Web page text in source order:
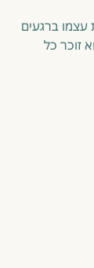
עצמו ברגעים
זוכר כל